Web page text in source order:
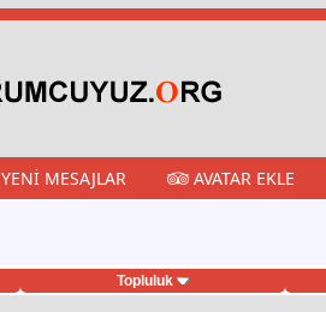
YENI MESAJLAR AVATAR EKLE
Topluluk